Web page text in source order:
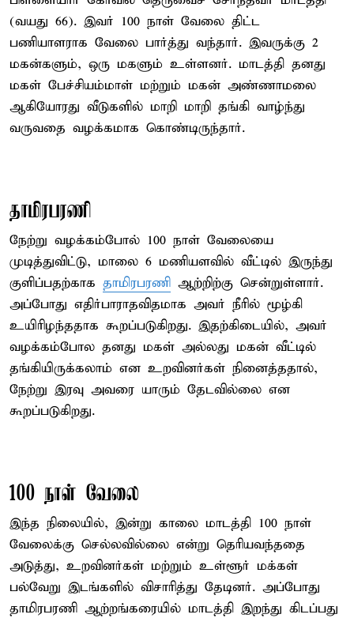
(வயது 66). இவர் 100 நாள் வேலை திட்ட
பணியாளராக வேலை பார்த்து வந்தார். இவருக்கு 2
மகன்களும், ஒரு மகளும் உள்ளனர். மாடத்தி தனது
மகள் பேச்சியம்மாள் மற்றும் மகன் அண்ணாமலை
ஆகியோரது வீடுகளில் மாறி மாறி தங்கி வாழ்ந்து
வருவதை வழக்கமாக கொண்டிருந்தார்.
தாமிரபரணி
நேற்று வழக்கம்போல் 100 நாள் வேலையை
முடித்துவிட்டு, மாலை 6 மணியளவில் வீட்டில் இருந்து
குளிப்பதற்காக தாமிரபரணி ஆற்றிற்கு சென்றுள்ளார்.
அப்போது எதிர்பாராதவிதமாக அவர் நீரில் மூழ்கி
உயிரிழந்ததாக கூறப்படுகிறது. இதற்கிடையில், அவர்
வழக்கம்போல தனது மகள் அல்லது மகன் வீட்டில்
தங்கியிருக்கலாம் என உறவினர்கள் நினைத்ததால்,
நேற்று இரவு அவரை யாரும் தேடவில்லை என
கூறப்படுகிறது.
100 நாள் வேலை
இந்த நிலையில், இன்று காலை மாடத்தி 100 நாள்
வேலைக்கு செல்லவில்லை என்று தெரியவந்ததை
அடுத்து, உறவினர்கள் மற்றும் உள்ளூர் மக்கள்
பல்வேறு இடங்களில் விசாரித்து தேடினர். அப்போது
தாமிரபரணி ஆற்றங்கரையில் மாடத்தி இறந்து கிடப்பது